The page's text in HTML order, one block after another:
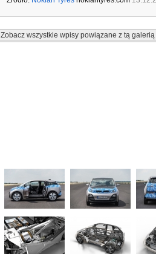
Zobacz wszystkie wpisy powiązane z tą galerią